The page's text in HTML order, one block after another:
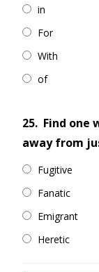
in
For
With
of
25. Find one
away from
Fugitive
Fanatic
Emigrant
Heretic